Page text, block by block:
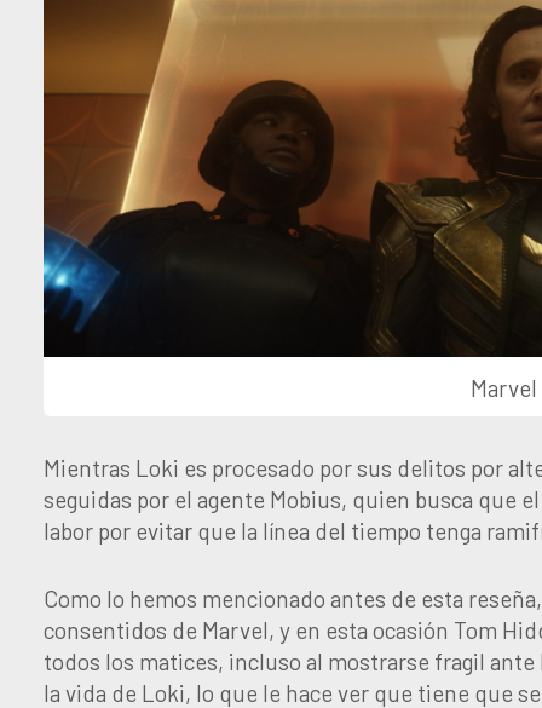
Mientras Loki es procesado por sus delitos por
seguidas por el agente Mobius, quien busca que
labor por evitar que la línea del tiempo tenga
Como lo hemos mencionado antes de esta
consentidos de Marvel, y en esta ocasión Tom
todos los matices, incluso al mostrarse fragil
la vida de Loki, lo que le hace ver que tiene que